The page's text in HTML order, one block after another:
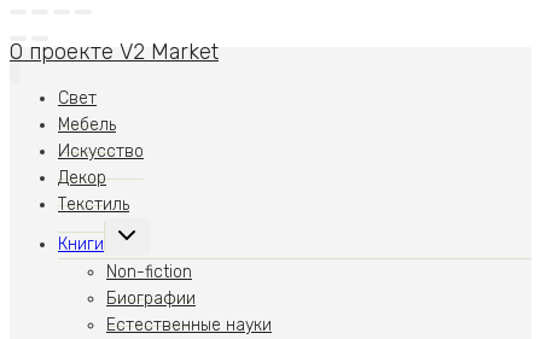
О проекте V2 Market
Свет
Мебель
Искусство
Декор
Текстиль
Книги
Переключить
меню
Non-fiction
Биографии
Естественные науки